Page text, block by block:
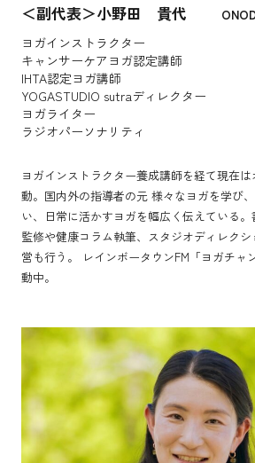
2024年10月
高槻病院がんサロンにてキャンサーケアヨガ開
2024年10月
The yogis magazine vol.7(ザ・ヨギスマガジン)
ました
2024年11月
2024年12月・2025年1月
公益社団法人大阪府看護協会 リフレッシュ
2025年1月
三島医療圏5病院合同がん患者サロンにてキ
2025年5月
大阪市立総合医療センターにてキャンサーケ
2025年6月
大阪医科薬科大学病院 がんサロン『ひだま
ガを開催
＜副代表＞小野田 貴代
ヨガインストラクター
キャンサーケアヨガ認定講師
IHTA認定ヨガ講師
YOGASTUDIO sutraディレクター
ヨガライター
ラジオパーソナリティ
ヨガインストラクター養成講師を経て現在
動。国内外の指導者の元 様々なヨガを学び
い、日常に活かすヨガを幅広く伝えている
監修や健康コラム執筆、スタジオディレク
営も行う。 レインボータウンFM「ヨガチャ
動中。